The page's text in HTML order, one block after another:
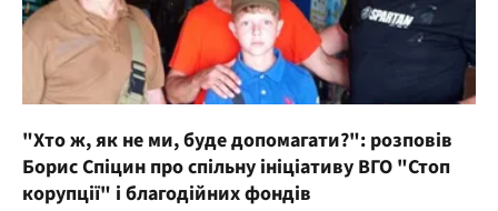
"Хто ж, як не ми, буде допомагати?": розповів
Борис Спіцин про спільну ініціативу ВГО "Стоп
корупції" і благодійних фондів